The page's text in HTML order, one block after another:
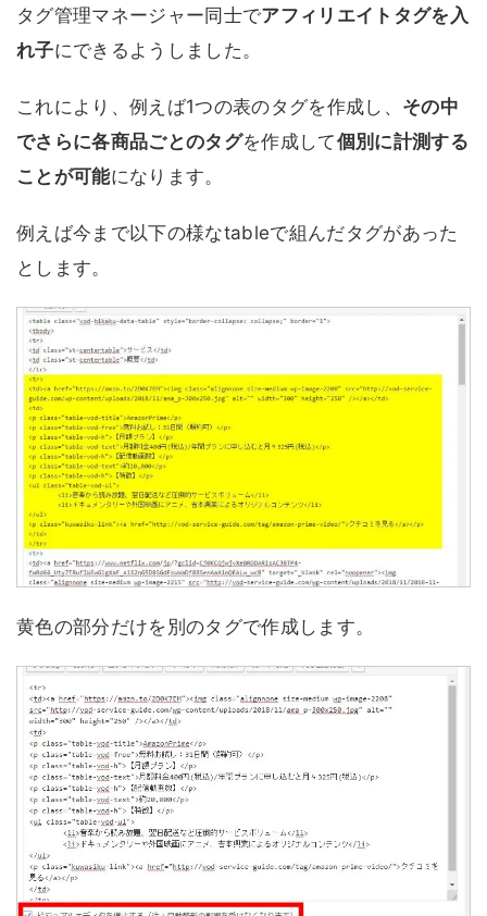
タグ管理マネージャー同士でアフィリエイトタグを入
れ子にできるようしました。
これにより、例えば1つの表のタグを作成し、 その中
でさらに各商品ごとのタグを作成して個別に計測する
ことが可能になります。
例えば今まで以下の様なtableで組んだタグがあった
とします。
黄色の部分だけを別のタグで作成します。